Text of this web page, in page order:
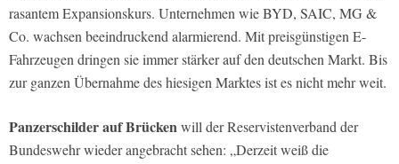
rasantem Expansionskurs. Unternehmen wie BYD, SAIC, MG &
Co. wachsen beeindruckend alarmierend. Mit preisgünstigen E-
Fahrzeugen dringen sie immer stärker auf den deutschen Markt. Bis
zur ganzen Übernahme des hiesigen Marktes ist es nicht mehr weit.
Panzerschilder auf Brückenwill der Reservistenverband der
Bundeswehr wieder angebracht sehen: „Derzeit weiß die